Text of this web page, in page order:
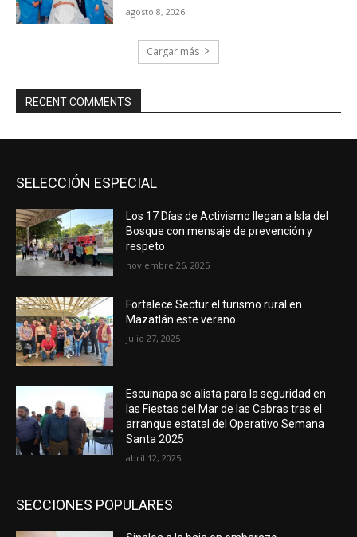
agosto 8, 2026
Cargar más
RECENT COMMENTS
SELECCIÓN ESPECIAL
Los 17 Días de Activismo llegan a Isla del
Bosque con mensaje de prevención y
respeto
noviembre 26, 2025
Fortalece Sectur el turismo rural en
Mazatlán este verano
julio 27, 2025
Escuinapa se alista para la seguridad en
las Fiestas del Mar de las Cabras tras el
arranque estatal del Operativo Semana
Santa 2025
abril 12, 2025
SECCIONES POPULARES